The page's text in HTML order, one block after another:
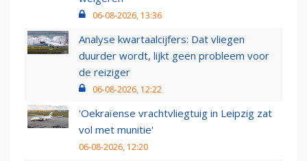
06-08-2026, 13:36
Analyse kwartaalcijfers: Dat vliegen
duurder wordt, lijkt geen probleem voor
de reiziger
06-08-2026, 12:22
'Oekraïense vrachtvliegtuig in Leipzig zat
vol met munitie'
06-08-2026, 12:20